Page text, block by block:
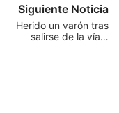
Siguiente Noticia
Herido un varón tras
salirse de la vía…